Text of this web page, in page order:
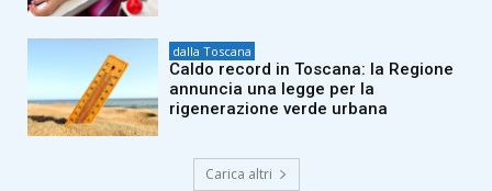
dalla Toscana
Caldo record in Toscana: la Regione
annuncia una legge per la
rigenerazione verde urbana
Carica altri